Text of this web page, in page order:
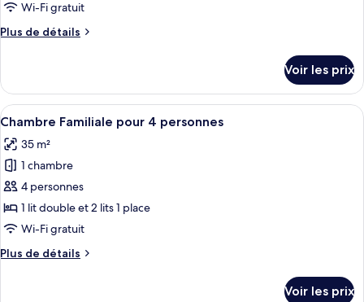
ce
type
de
Chambre
Supérieure
Wi-Fi gratuit
Plus de détails
Plus
le
type
de
Chambre
Supérieure
Voir les prix
Afficher
toutes
les
photos
pour
ce
type
chambre :
Une chambre avec un lit, une table
10
Chambre Familiale pour 4 personnes
35 m²
1 chambre
4 personnes
1 lit double et 2 lits 1 place
Wi-Fi gratuit
Plus de détails
Plus
Voir les prix